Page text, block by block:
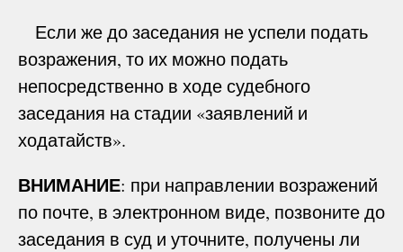
Если же до заседания не успели подать
возражения, то их можно подать
непосредственно в ходе судебного
заседания на стадии «заявлений и
ходатайств».
ВНИМАНИЕ: при направлении возражений
по почте, в электронном виде, позвоните до
заседания в суд и уточните, получены ли